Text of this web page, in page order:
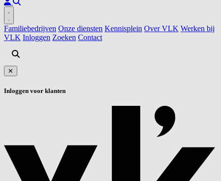
Familiebedrijven Onze diensten Kennisplein Over VLK Werken bij
VLK Inloggen Zoeken Contact
✕
Inloggen voor klanten